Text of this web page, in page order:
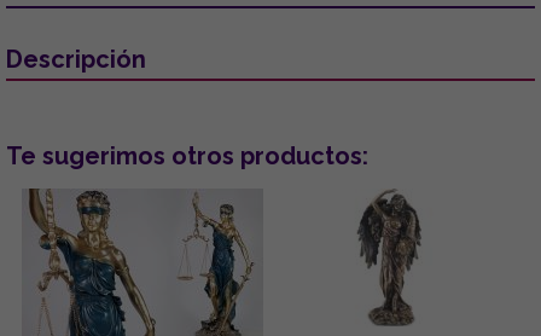
Descripción
Te sugerimos otros productos: